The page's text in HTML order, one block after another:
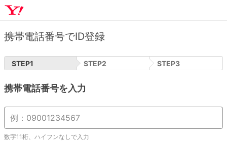
携帯電話番号でID登録
STEP1 STEP2 STEP3
携帯電話番号を入力
数字11桁、ハイフンなしで入力